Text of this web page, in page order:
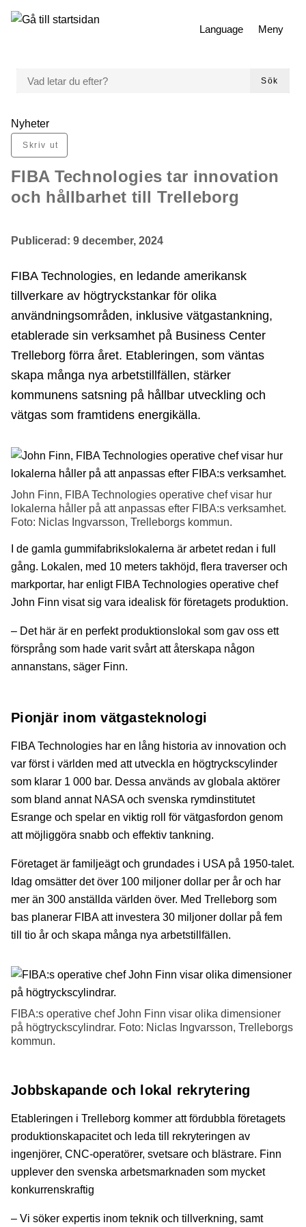
Gå till innehåll
till huvudmeny
Language
Meny
Sök
Du är här:
Nyheter
Skriv ut
FIBA Technologies tar innovation
och hållbarhet till Trelleborg
Publicerad: 9 december, 2024
FIBA Technologies, en ledande amerikansk
tillverkare av högtryckstankar för olika
användningsområden, inklusive vätgastankning,
etablerade sin verksamhet på Business Center
Trelleborg förra året. Etableringen, som väntas
skapa många nya arbetstillfällen, stärker
kommunens satsning på hållbar utveckling och
vätgas som framtidens energikälla.
John Finn, FIBA Technologies operative chef visar hur
lokalerna håller på att anpassas efter FIBA:s verksamhet.
Foto: Niclas Ingvarsson, Trelleborgs kommun.
I de gamla gummifabrikslokalerna är arbetet redan i full
gång. Lokalen, med 10 meters takhöjd, flera traverser och
markportar, har enligt FIBA Technologies operative chef
John Finn visat sig vara idealisk för företagets produktion.
– Det här är en perfekt produktionslokal som gav oss ett
försprång som hade varit svårt att återskapa någon
annanstans, säger Finn.
Pionjär inom vätgasteknologi
FIBA Technologies har en lång historia av innovation och
var först i världen med att utveckla en högtryckscylinder
som klarar 1 000 bar. Dessa används av globala aktörer
som bland annat NASA och svenska rymdinstitutet
Esrange och spelar en viktig roll för vätgasfordon genom
att möjliggöra snabb och effektiv tankning.
Företaget är familjeägt och grundades i USA på 1950-talet.
Idag omsätter det över 100 miljoner dollar per år och har
mer än 300 anställda världen över. Med Trelleborg som
bas planerar FIBA att investera 30 miljoner dollar på fem
till tio år och skapa många nya arbetstillfällen.
FIBA:s operative chef John Finn visar olika dimensioner
på högtryckscylindrar. Foto: Niclas Ingvarsson, Trelleborgs
kommun.
Jobbskapande och lokal rekrytering
Etableringen i Trelleborg kommer att fördubbla företagets
produktionskapacitet och leda till rekryteringen av
ingenjörer, CNC-operatörer, svetsare och blästrare. Finn
upplever den svenska arbetsmarknaden som mycket
konkurrenskraftig
– Vi söker expertis inom teknik och tillverkning, samt